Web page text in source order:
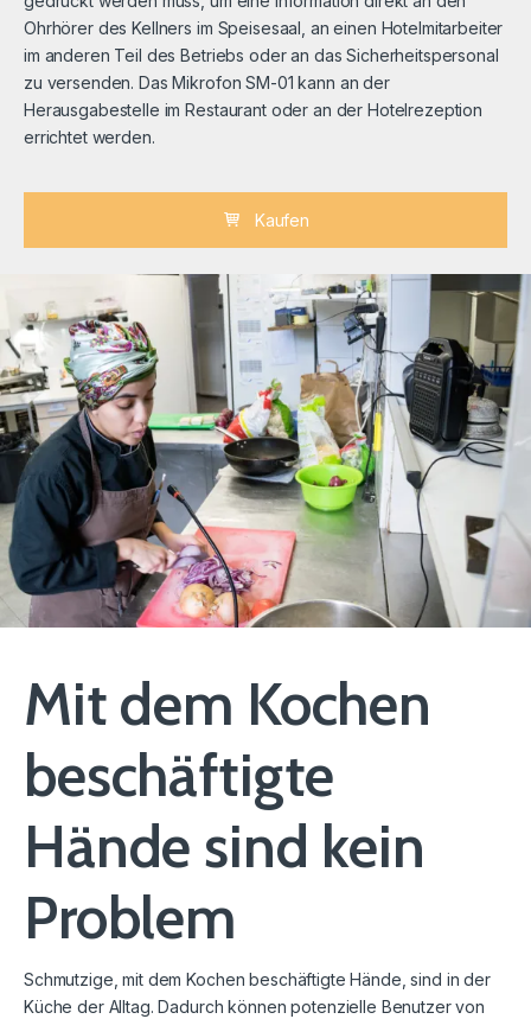
Ohrhörer des Kellners im Speisesaal, an einen Hotelmitarbeiter
im anderen Teil des Betriebs oder an das Sicherheitspersonal
zu versenden. Das Mikrofon SM-01 kann an der
Herausgabestelle im Restaurant oder an der Hotelrezeption
errichtet werden.
Kaufen
Mit dem Kochen
beschäftigte
Hände sind kein
Problem
Schmutzige, mit dem Kochen beschäftigte Hände, sind in der
Küche der Alltag. Dadurch können potenzielle Benutzer von